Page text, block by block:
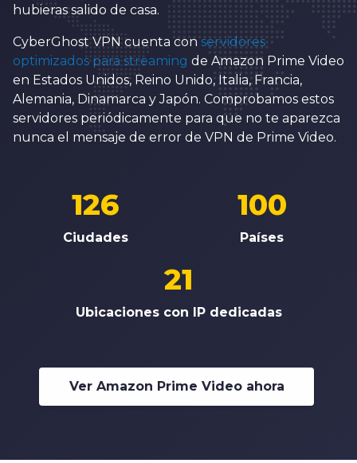
hubieras salido de casa.
CyberGhost VPN cuenta con servidores
optimizados para streaming de Amazon Prime Video
en Estados Unidos, Reino Unido, Italia, Francia,
Alemania, Dinamarca y Japón. Comprobamos estos
servidores periódicamente para que no te aparezca
nunca el mensaje de error de VPN de Prime Video.
Ciudades
126
Países
100
Ubicaciones con IP dedicadas
21
Ver Amazon Prime Video ahora